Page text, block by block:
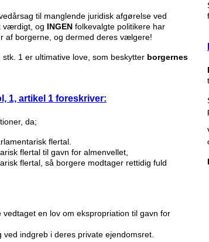
til manglende juridisk afgørelse ved
værdigt, og INGEN folkevalgte politikere har
af borgerne, og dermed deres vælgere!
1 er ultimative love, som beskytter borgernes
1, artikel 1 foreskriver:
da;
flertal.
flertal til gavn for almenvellet,
flertal, så borgere modtager rettidig fuld
vedtaget en lov om ekspropriation til gavn for
ved indgreb i deres private ejendomsret.